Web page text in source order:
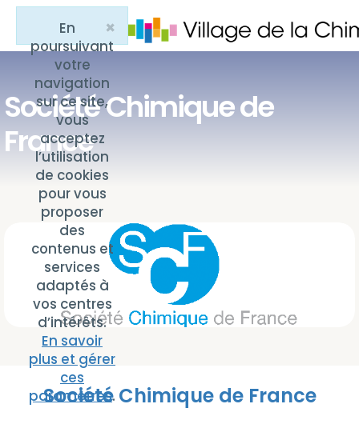
×
Close
En
poursuivant
votre
navigation
sur ce site,
vous
acceptez
l’utilisation
de cookies
pour vous
proposer
des
contenus et
services
adaptés à
vos centres
d’intérêts.
En savoir
plus et gérer
ces
paramètres.
Société Chimique de
France
Société Chimique de France